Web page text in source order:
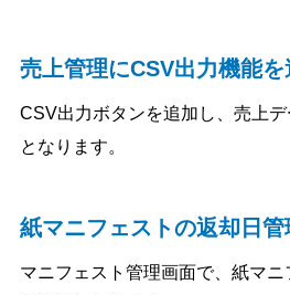
売上管理にCSV出力機能を
CSV出力ボタンを追加し、売上
となります。
紙マニフェストの返却日管
マニフェスト管理画面で、紙マ